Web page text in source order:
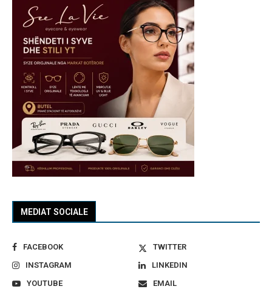
MEDIAT SOCIALE
FACEBOOK
TWITTER
INSTAGRAM
LINKEDIN
YOUTUBE
EMAIL